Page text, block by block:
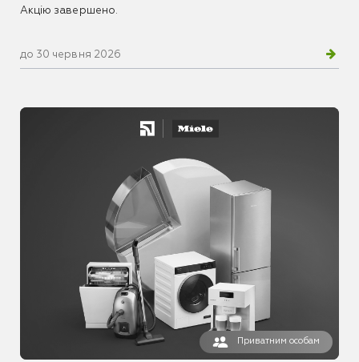
Акцію завершено.
до 30 червня 2026
Приватним особам